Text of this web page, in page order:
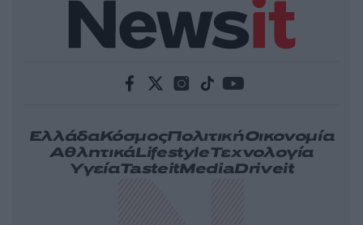
ΕλλάδαΚόσμοςΠολιτικήΟικονομία
ΑθλητικάLifestyleΤεχνολογία
ΥγείαTasteitMediaDriveit